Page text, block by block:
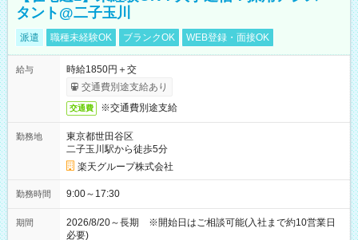
タント@二子玉川
派遣 職種未経験OK ブランクOK WEB登録・面接OK
給与
時給1850円＋交
交通費別途支給あり
交通費 ※交通費別途支給
勤務地
東京都世田谷区
二子玉川駅から徒歩5分
楽天グループ株式会社
勤務時間 9:00～17:30
期間
2026/8/20～長期 ※開始日はご相談可能(入社まで約10営業日
必要)